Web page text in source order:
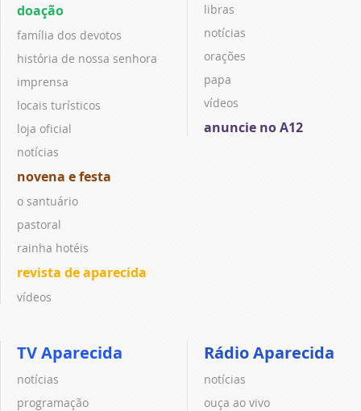
doação
família dos devotos
história de nossa senhora
imprensa
locais turísticos
loja oficial
notícias
novena e festa
o santuário
pastoral
rainha hotéis
revista de aparecida
vídeos
libras
notícias
orações
papa
vídeos
anuncie no A12
TV Aparecida
notícias
programação
Rádio Aparecida
notícias
ouça ao vivo